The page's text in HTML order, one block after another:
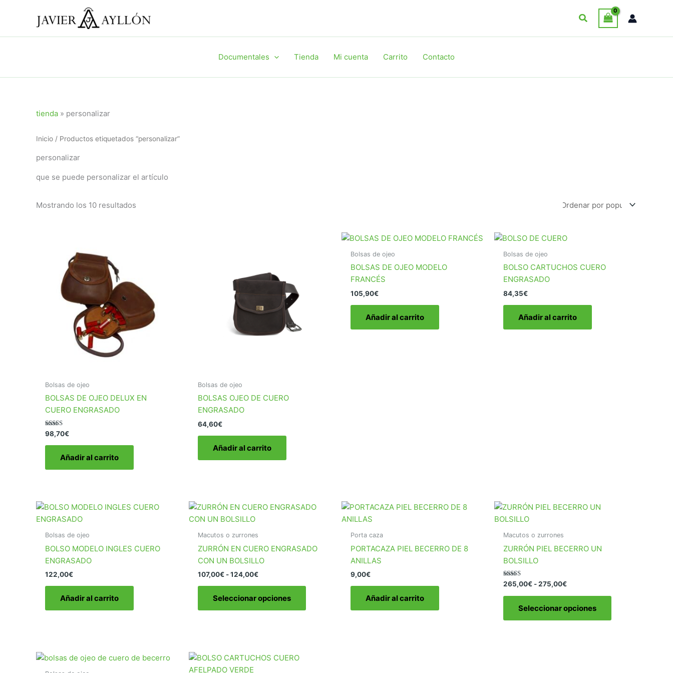
Buscar
Documentales Tienda Mi cuenta Carrito Contacto
tienda » personalizar
Inicio / Productos etiquetados “personalizar”
personalizar
que se puede personalizar el artículo
Mostrando los 10 resultados
Bolsas de ojeo
BOLSAS DE OJEO DELUX EN
CUERO ENGRASADO
Valorado
con
5.00
98,70€
Añadir al carrito
Bolsas de ojeo
BOLSAS OJEO DE CUERO
ENGRASADO
64,60€
Añadir al carrito
Bolsas de ojeo
BOLSAS DE OJEO MODELO
FRANCÉS
105,90€
Añadir al carrito
Bolsas de ojeo
BOLSO CARTUCHOS CUERO
ENGRASADO
84,35€
Añadir al carrito
Bolsas de ojeo
BOLSO MODELO INGLES CUERO
ENGRASADO
122,00€
Añadir al carrito
Macutos o zurrones
ZURRÓN EN CUERO ENGRASADO
CON UN BOLSILLO
107,00€ -124,00€Rango
desde
Seleccionar opciones
Este
tiene
Porta caza
PORTACAZA PIEL BECERRO DE 8
ANILLAS
9,00€
Añadir al carrito
Macutos o zurrones
ZURRÓN PIEL BECERRO UN
BOLSILLO
Valorado
5.00
265,00€ -275,00€Rango
desde
Seleccionar opciones
Este
tiene